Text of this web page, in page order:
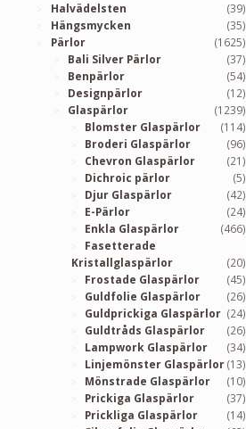
Halvädelsten
(39)
Hängsmycken
(35)
Pärlor
(1625)
Bali Silver Pärlor
(37)
Benpärlor
(54)
Designpärlor
(12)
Glaspärlor
(1239)
Blomster Glaspärlor
(114)
Broderi Glaspärlor
(96)
Chevron Glaspärlor
(21)
Dichroic pärlor
(5)
Djur Glaspärlor
(42)
E-Pärlor
(24)
Enkla Glaspärlor
(466)
Fasetterade
Kristallglaspärlor
(20)
Frostade Glaspärlor
(45)
Guldfolie Glaspärlor
(26)
Guldprickiga Glaspärlor (24)
Guldtråds Glaspärlor
(26)
Lampwork Glaspärlor
(34)
Linjemönster Glaspärlor(13)
Mönstrade Glaspärlor
(10)
Prickiga Glaspärlor
(37)
Prickliga Glaspärlor
(14)